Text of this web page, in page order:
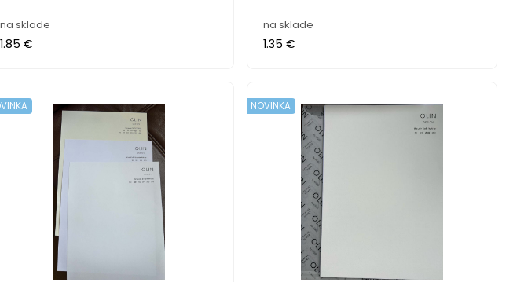
na sklade
1.85 €
na sklade
1.35 €
NOVINKA